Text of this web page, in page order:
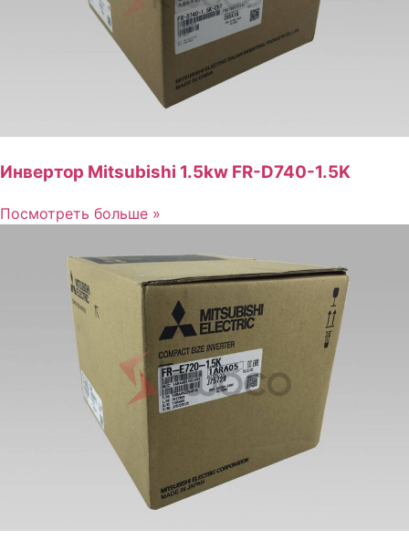
Инвертор Mitsubishi 1.5kw FR-D740-1.5K
Посмотреть больше »